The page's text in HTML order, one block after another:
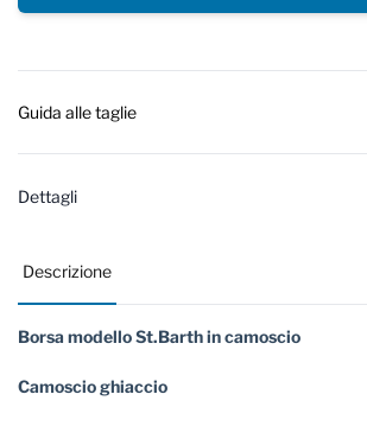
Guida alle taglie
Dettagli
Descrizione
Borsa modello St.Barth in camoscio
Camoscio ghiaccio